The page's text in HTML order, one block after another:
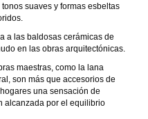
suaves y formas esbeltas
a las baldosas cerámicas de
en las obras arquitectónicas.
maestras, como la lana
son más que accesorios de
una sensación de
alcanzada por el equilibrio